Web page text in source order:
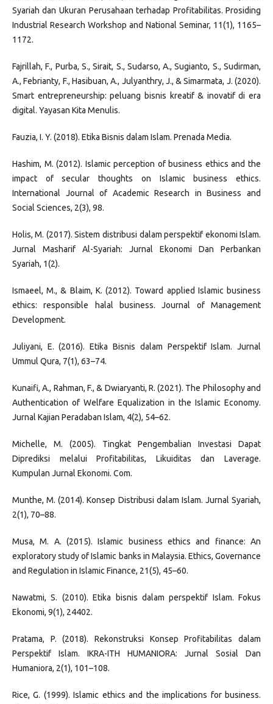
Syariah dan Ukuran Perusahaan terhadap Profitabilitas. Prosiding
Industrial Research Workshop and National Seminar, 11(1), 1165–
1172.
Fajrillah, F., Purba, S., Sirait, S., Sudarso, A., Sugianto, S., Sudirman,
A., Febrianty, F., Hasibuan, A., Julyanthry, J., & Simarmata, J. (2020).
Smart entrepreneurship: peluang bisnis kreatif & inovatif di era
digital. Yayasan Kita Menulis.
Fauzia, I. Y. (2018). Etika Bisnis dalam Islam. Prenada Media.
Hashim, M. (2012). Islamic perception of business ethics and the
impact of secular thoughts on Islamic business ethics.
International Journal of Academic Research in Business and
Social Sciences, 2(3), 98.
Holis, M. (2017). Sistem distribusi dalam perspektif ekonomi Islam.
Jurnal Masharif Al-Syariah: Jurnal Ekonomi Dan Perbankan
Syariah, 1(2).
Ismaeel, M., & Blaim, K. (2012). Toward applied Islamic business
ethics: responsible halal business. Journal of Management
Development.
Juliyani, E. (2016). Etika Bisnis dalam Perspektif Islam. Jurnal
Ummul Qura, 7(1), 63–74.
Kunaifi, A., Rahman, F., & Dwiaryanti, R. (2021). The Philosophy and
Authentication of Welfare Equalization in the Islamic Economy.
Jurnal Kajian Peradaban Islam, 4(2), 54–62.
Michelle, M. (2005). Tingkat Pengembalian Investasi Dapat
Diprediksi melalui Profitabilitas, Likuiditas dan Laverage.
Kumpulan Jurnal Ekonomi. Com.
Munthe, M. (2014). Konsep Distribusi dalam Islam. Jurnal Syariah,
2(1), 70–88.
Musa, M. A. (2015). Islamic business ethics and finance: An
exploratory study of Islamic banks in Malaysia. Ethics, Governance
and Regulation in Islamic Finance, 21(5), 45–60.
Nawatmi, S. (2010). Etika bisnis dalam perspektif Islam. Fokus
Ekonomi, 9(1), 24402.
Pratama, P. (2018). Rekonstruksi Konsep Profitabilitas dalam
Perspektif Islam. IKRA-ITH HUMANIORA: Jurnal Sosial Dan
Humaniora, 2(1), 101–108.
Rice, G. (1999). Islamic ethics and the implications for business.